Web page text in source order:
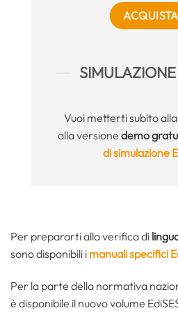
ACQUISTA
Vuoi metterti subito
alla versione demo
di simulazione
Per prepararti alla verifica di
sono disponibili i manuali specifici
Per la parte della normativa
è disponibile il nuovo volume